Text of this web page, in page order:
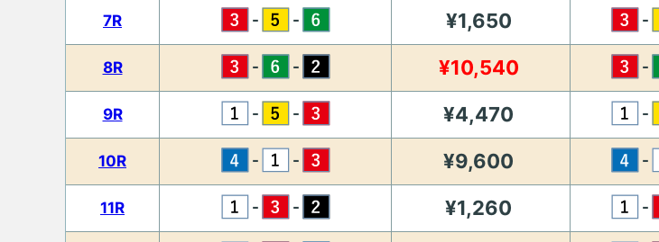
7R - - ¥1,650 -
8R - - ¥10,540 -
9R - - ¥4,470 -
10R - - ¥9,600 -
11R - - ¥1,260 -